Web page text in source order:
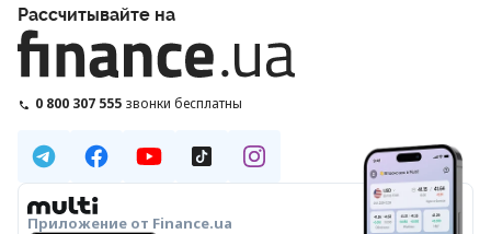
Рассчитывайте на
0 800 307 555 звонки бесплатны
Приложение от Finance.ua